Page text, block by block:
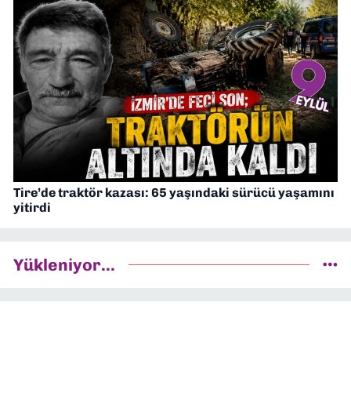
Tire’de traktör kazası: 65 yaşındaki sürücü yaşamını
yitirdi
Yükleniyor...